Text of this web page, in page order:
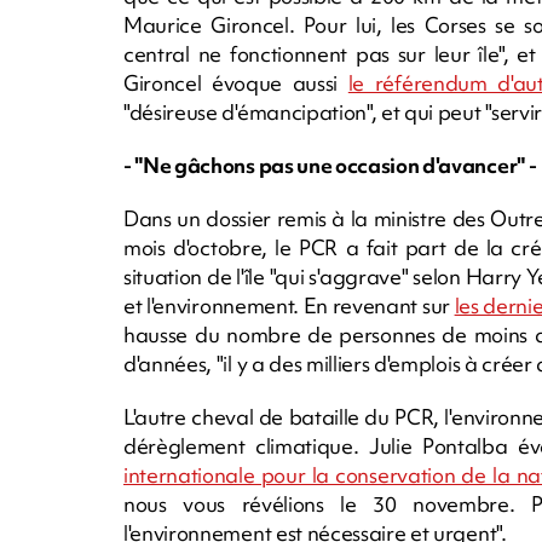
Maurice Gironcel. Pour lui, les Corses se
central ne fonctionnent pas sur leur île",
Gironcel évoque aussi le référendum
"désireuse d'émancipation", et qui peut
- "Ne gâchons pas une occasion d'avancer" -
Dans un dossier remis à la ministre des
mois d'octobre, le PCR a fait part de la
situation de l'île "qui s'aggrave" selon Harry
et l'environnement. En revenant sur les
hausse du nombre de personnes de
d'années, "il y a des milliers d'emplois à
L'autre cheval de bataille du PCR,
dérèglement climatique. Julie Pontalba
internationale pour la conservation de la
nous vous révélions le 30 novembre.
l'environnement est nécessaire et urgent".